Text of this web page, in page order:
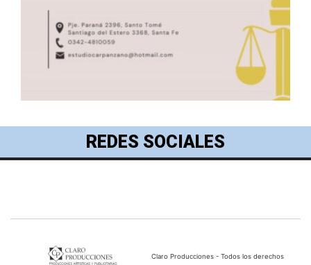
REDES SOCIALES
Claro Producciones - Todos los derechos